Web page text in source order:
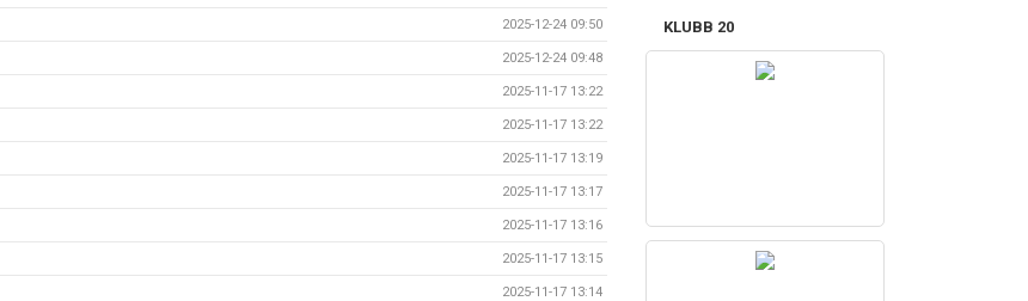
2025-12-24 09:50
2025-12-24 09:48
2025-11-17 13:22
2025-11-17 13:22
2025-11-17 13:19
2025-11-17 13:17
2025-11-17 13:16
2025-11-17 13:15
2025-11-17 13:14
KLUBB 20